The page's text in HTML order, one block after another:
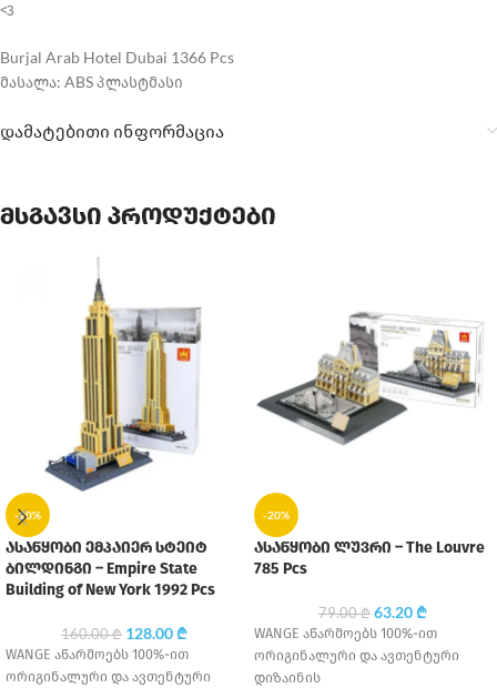
<3
Burjal Arab Hotel Dubai 1366 Pcs
მასალა: ABS პლასტმასი
დამატებითი ინფორმაცია
მსგავსი პროდუქტები
-20%
ასაწყობი ემპაიერ სტეიტ
ბილდინგი – Empire State
Building of New York 1992 Pcs
160.00₾ 128.00₾
WANGE აწარმოებს 100%-ით
ორიგინალური და ავთენტური
-20%
ასაწყობი ლუვრი – The Louvre
785 Pcs
79.00₾ 63.20₾
WANGE აწარმოებს 100%-ით
ორიგინალური და ავთენტური
დიზაინის